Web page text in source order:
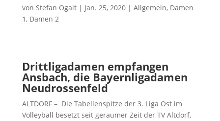
von Stefan Ogait| Jan. 25, 2020| Allgemein, Damen
1, Damen 2
Drittligadamen empfangen
Ansbach, die Bayernligadamen
Neudrossenfeld
ALTDORF – Die Tabellenspitze der 3. Liga Ost im
Volleyball besetzt seit geraumer Zeit der TV Altdorf,